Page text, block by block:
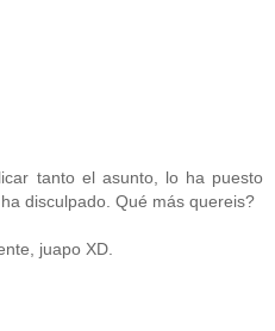
tanto el asunto, lo ha puesto
disculpado. Qué más quereis?
juapo XD.